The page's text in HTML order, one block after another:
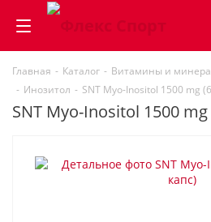
Главная - Каталог - Витамины и
- Инозитол - SNT Myo-Inositol 1500 mg
SNT Myo-Inositol 1500 mg